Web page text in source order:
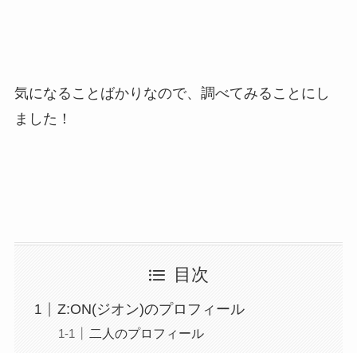
気になることばかりなので、調べてみることにし
ました！
目次
Z:ON(ジオン)のプロフィール
二人のプロフィール